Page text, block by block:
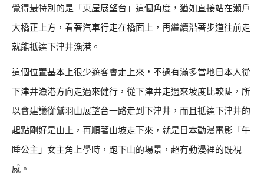
覺得最特別的是「東屋展望台」這個角度，猶如直接站在瀨戶
大橋正上方，看著汽車行走在橋面上，再繼續沿著步道往前走
就能抵達下津井漁港。
這個位置基本上很少遊客會走上來，不過有滿多當地日本人從
下津井漁港方向走過來健行，從下津井走過來坡度比較陡，所
以會建議從鷲羽山展望台一路走到下津井，而且抵達下津井的
起點剛好是山上，再順著山坡走下來，就是日本動漫電影「午
睡公主」女主角上學時，跑下山的場景，超有動漫裡的既視
感。